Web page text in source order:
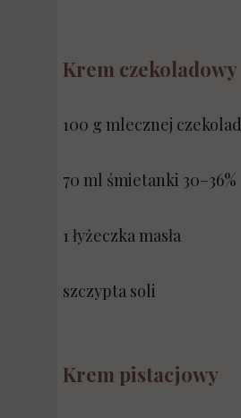
Krem czekoladowy
100 g mlecznej
70 ml śmietanki 30–36%
1 łyżeczka masła
szczypta soli
Krem pistacjowy